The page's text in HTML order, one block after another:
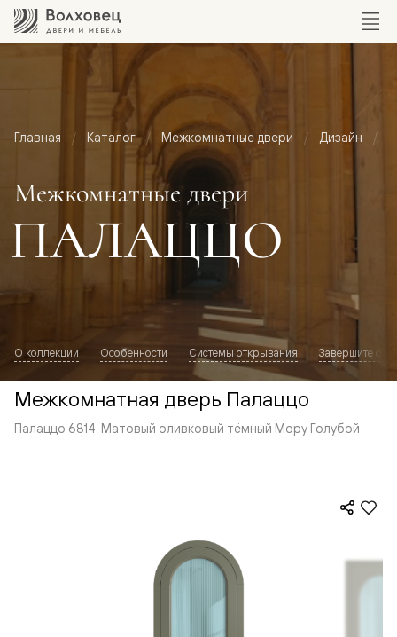
Главная Каталог Межкомнатные двери Дизайн
Межкомнатные двери
ПАЛАЦЦО
О коллекции Особенности Системы открывания Завершите
Межкомнатная дверь Палаццо
Палаццо 6814. Матовый оливковый тёмный Мору Голубой